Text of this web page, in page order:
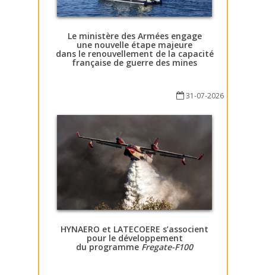
Le ministère des Armées engage
une nouvelle étape majeure
dans le renouvellement de la capacité
française de guerre des mines
31-07-2026
HYNAERO et LATECOERE s’associent
pour le développement
du programme Fregate-F100